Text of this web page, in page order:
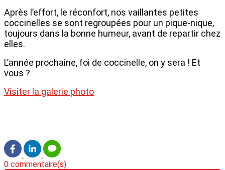
Après l’effort, le réconfort, nos vaillantes petites
coccinelles se sont regroupées pour un pique-nique,
toujours dans la bonne humeur, avant de repartir chez
elles.
L’année prochaine, foi de coccinelle, on y sera ! Et
vous ?
Visiter la galerie photo
0 commentaire(s)